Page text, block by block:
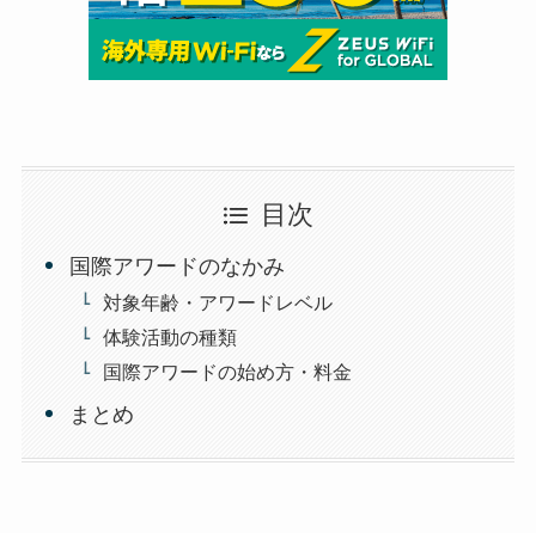
目次
国際アワードのなかみ
対象年齢・アワードレベル
体験活動の種類
国際アワードの始め方・料金
まとめ